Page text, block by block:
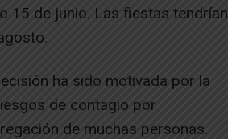
15 de junio. Las fiestas tendrían
ha sido motivada por la
de contagio por
de muchas personas.